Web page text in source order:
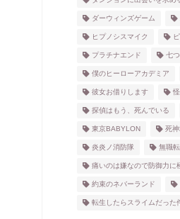
ダーウィンズゲーム
ヒプノシスマイク
プラチナエンド 七
僕のヒーローアカデミア
彼女お借りします
探偵はもう、死んでいる
東京BABYLON 死
炎炎ノ消防隊 無職
痛いのは嫌なので防御力に
約束のネバーランド
転生したらスライムだった